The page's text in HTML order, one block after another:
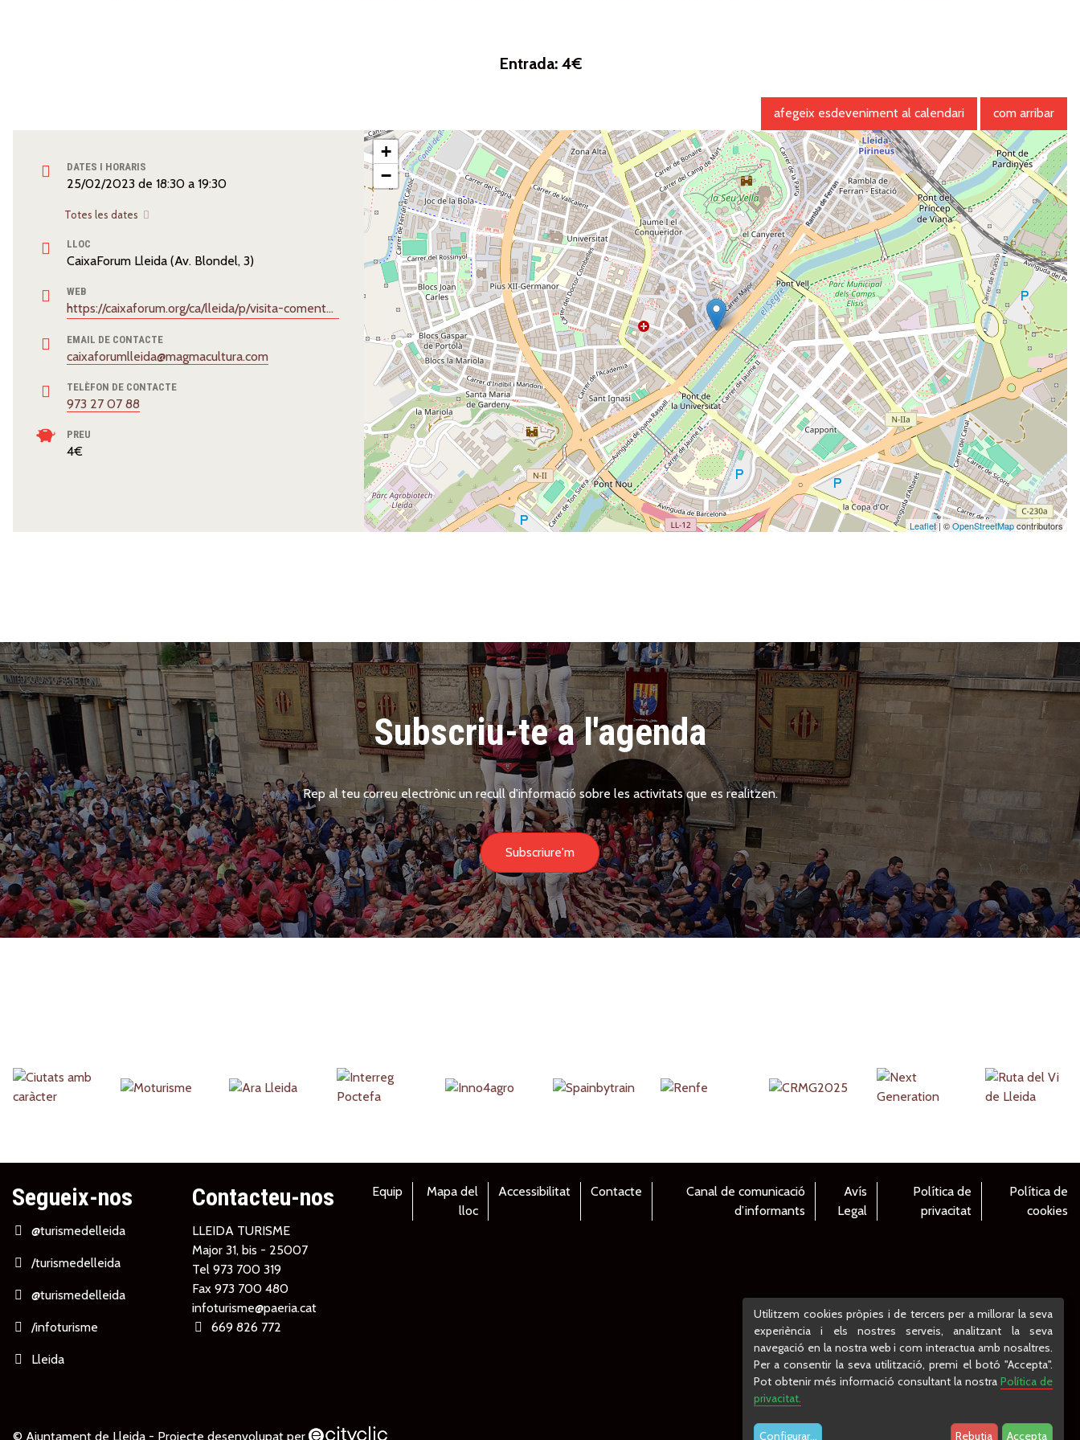
Entrada: 4€
DATES I HORARIS
25/02/2023 de 18:30 a 19:30
Totes les dates
LLOC
CaixaForum Lleida (Av. Blondel, 3)
WEB
https://caixaforum.org/ca/lleida/p/visita-comentada-pixar_a85842810
EMAIL DE CONTACTE
caixaforumlleida@magmacultura.com
TELÈFON DE CONTACTE
973 27 07 88
PREU
4€
afegeix esdeveniment al calendari com arribar
+
−
Leaflet| ©OpenStreetMapcontributors
Subscriu-te a l'agenda
Rep al teu correu electrònic un recull d'informació sobre les activitats que es realitzen.
Subscriure'm
Partners
Segueix-nos
@turismedelleida
/turismedelleida
@turismedelleida
/infoturisme
Lleida
Contacteu-nos
LLEIDA TURISME
Major 31, bis - 25007
Tel 973 700 319
Fax 973 700 480
infoturisme@paeria.cat
669 826 772
Equip
Mapa del
lloc
Accessibilitat Contacte
Canal de comunicació
d’informants
Avís
Legal
Política de
privacitat
Política de
cookies
© Ajuntament de Lleida - Projecte desenvolupat per
Utilitzem cookies pròpies i de tercers per a millorar la seva
experiència i els nostres serveis, analitzant la seva
navegació en la nostra web i com interactua amb nosaltres.
Per a consentir la seva utilització, premi el botó "Accepta".
Pot obtenir més informació consultant la nostra Política de
privacitat.
Configurar... Rebutja Accepta